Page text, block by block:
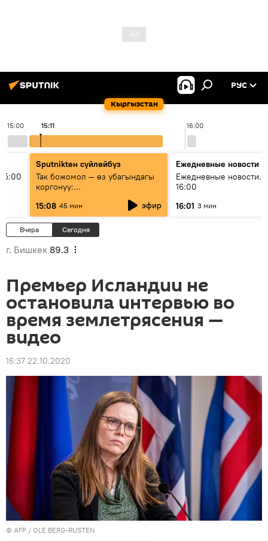
Кыргызстан
РУС
15:00 16:00
15:11
Sputnikteн сүйлөйбүз
Так божомол — өз убагындагы
коргонуу:
гидрометеорологиялык кызмат
кантип өркүндөтүлүүдө
15:08 45 мин эфир
Ежедневные новости
Ежедневные новости.
16:00
16:01 3 мин
Вчера Сегодня
г. Бишкек 89.3
Премьер Исландии не
остановила интервью во
время землетрясения —
видео
16:37 22.10.2020
© AFP / OLE BERG-RUSTEN